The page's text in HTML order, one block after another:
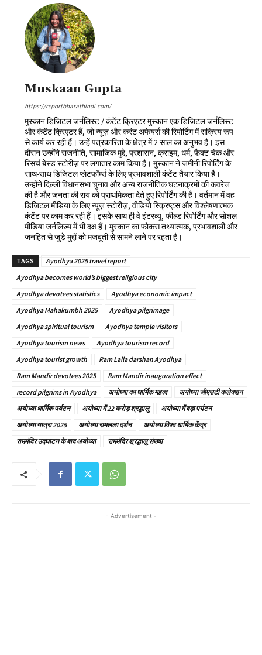
Muskaan Gupta
https://reportbharathindi.com/
मुस्कान डिजिटल जर्नलिस्ट / कंटेंट क्रिएटर मुस्कान एक डिजिटल जर्नलिस्ट
और कंटेंट क्रिएटर हैं, जो न्यूज़ और करंट अफेयर्स की रिपोर्टिंग में सक्रिय रूप
से कार्य कर रही हैं। उन्हें पत्रकारिता के क्षेत्र में 2 साल का अनुभव है। इस
दौरान उन्होंने राजनीति, सामाजिक मुद्दे, प्रशासन, क्राइम, धर्म, फैक्ट चेक और
रिसर्च बेस्ड स्टोरीज़ पर लगातार काम किया है। मुस्कान ने जमीनी रिपोर्टिंग के
साथ-साथ डिजिटल प्लेटफॉर्म्स के लिए प्रभावशाली कंटेंट तैयार किया है।
उन्होंने दिल्ली विधानसभा चुनाव और अन्य राजनीतिक घटनाक्रमों की कवरेज
की है और जनता की राय को प्राथमिकता देते हुए रिपोर्टिंग की है। वर्तमान में वह
डिजिटल मीडिया के लिए न्यूज़ स्टोरीज़, वीडियो स्क्रिप्ट्स और विश्लेषणात्मक
कंटेंट पर काम कर रही हैं। इसके साथ ही वे इंटरव्यू, फील्ड रिपोर्टिंग और सोशल
मीडिया जर्नलिज़्म में भी दक्ष हैं। मुस्कान का फोकस तथ्यात्मक, प्रभावशाली और
जनहित से जुड़े मुद्दों को मजबूती से सामने लाने पर रहता है।
TAGS
Ayodhya 2025 travel report
Ayodhya becomes world’s biggest religious city
Ayodhya devotees statistics
Ayodhya economic impact
Ayodhya Mahakumbh 2025
Ayodhya pilgrimage
Ayodhya spiritual tourism
Ayodhya temple visitors
Ayodhya tourism news
Ayodhya tourism record
Ayodhya tourist growth
Ram Lalla darshan Ayodhya
Ram Mandir devotees 2025
Ram Mandir inauguration effect
record pilgrims in Ayodhya
अयोध्या का धार्मिक महत्व
अयोध्या जीएसटी कलेक्शन
अयोध्या धार्मिक पर्यटन
अयोध्या में 22 करोड़ श्रद्धालु
अयोध्या में बढ़ा पर्यटन
अयोध्या यात्रा 2025
अयोध्या रामलला दर्शन
अयोध्या विश्व धार्मिक केंद्र
राममंदिर उद्घाटन के बाद अयोध्या
राममंदिर श्रद्धालु संख्या
- Advertisement -